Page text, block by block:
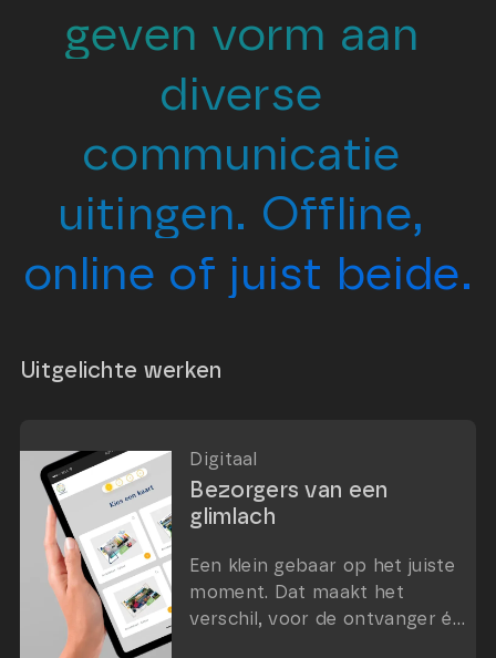
geven vorm aan
diverse
communicatie
uitingen. Offline,
online of juist beide.
Uitgelichte werken
Digitaal
Bezorgers van een
glimlach
Een klein gebaar op het juiste
moment. Dat maakt het
verschil, voor de ontvanger én